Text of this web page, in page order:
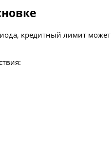
кредитный лимит